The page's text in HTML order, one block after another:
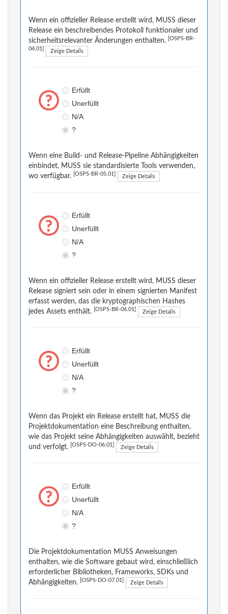
Wenn ein offizieller Release erstellt wird, MUSS dieser
Release ein beschreibendes Protokoll funktionaler und
sicherheitsrelevanter Änderungen enthalten.
[OSPS-BR-
04.01] Zeige Details
Erfüllt
Unerfüllt
N/A
?
Wenn eine Build- und Release-Pipeline Abhängigkeiten
einbindet, MUSS sie standardisierte Tools verwenden,
wo verfügbar.
[OSPS-BR-05.01] Zeige Details
Erfüllt
Unerfüllt
N/A
?
Wenn ein offizieller Release erstellt wird, MUSS dieser
Release signiert sein oder in einem signierten Manifest
erfasst werden, das die kryptographischen Hashes
jedes Assets enthält.
[OSPS-BR-06.01] Zeige Details
Erfüllt
Unerfüllt
N/A
?
Wenn das Projekt ein Release erstellt hat, MUSS die
Projektdokumentation eine Beschreibung enthalten,
wie das Projekt seine Abhängigkeiten auswählt, bezieht
und verfolgt.
[OSPS-DO-06.01] Zeige Details
Erfüllt
Unerfüllt
N/A
?
Die Projektdokumentation MUSS Anweisungen
enthalten, wie die Software gebaut wird, einschließlich
erforderlicher Bibliotheken, Frameworks, SDKs und
Abhängigkeiten.
[OSPS-DO-07.01] Zeige Details